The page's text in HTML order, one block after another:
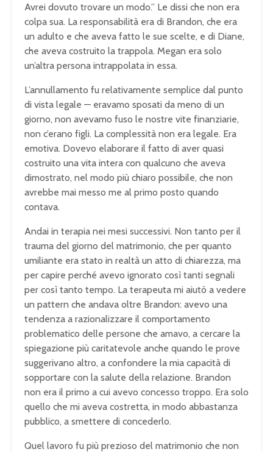
Avrei dovuto trovare un modo.” Le dissi che non era
colpa sua. La responsabilità era di Brandon, che era
un adulto e che aveva fatto le sue scelte, e di Diane,
che aveva costruito la trappola. Megan era solo
un’altra persona intrappolata in essa.
L’annullamento fu relativamente semplice dal punto
di vista legale — eravamo sposati da meno di un
giorno, non avevamo fuso le nostre vite finanziarie,
non c’erano figli. La complessità non era legale. Era
emotiva. Dovevo elaborare il fatto di aver quasi
costruito una vita intera con qualcuno che aveva
dimostrato, nel modo più chiaro possibile, che non
avrebbe mai messo me al primo posto quando
contava.
Andai in terapia nei mesi successivi. Non tanto per il
trauma del giorno del matrimonio, che per quanto
umiliante era stato in realtà un atto di chiarezza, ma
per capire perché avevo ignorato così tanti segnali
per così tanto tempo. La terapeuta mi aiutò a vedere
un pattern che andava oltre Brandon: avevo una
tendenza a razionalizzare il comportamento
problematico delle persone che amavo, a cercare la
spiegazione più caritatevole anche quando le prove
suggerivano altro, a confondere la mia capacità di
sopportare con la salute della relazione. Brandon
non era il primo a cui avevo concesso troppo. Era solo
quello che mi aveva costretta, in modo abbastanza
pubblico, a smettere di concederlo.
Quel lavoro fu più prezioso del matrimonio che non